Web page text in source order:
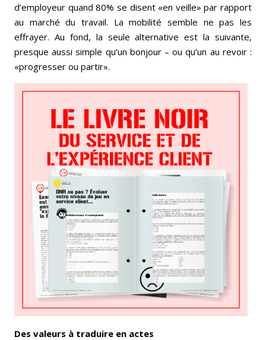
d’employeur quand 80% se disent «en veille» par rapport
au marché du travail. La mobilité semble ne pas les
effrayer. Au fond, la seule alternative est la suivante,
presque aussi simple qu’un bonjour – ou qu’un au revoir :
«progresser ou partir».
Des valeurs à traduire en actes